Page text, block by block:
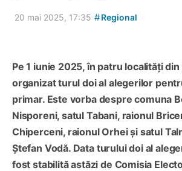
20 mai 2025, 17:35 #Regional
Pe 1 iunie 2025, în patru localități
organizat turul doi al alegerilor
primar. Este vorba despre comuna
Nisporeni, satul Tabani, raionul
Chiperceni, raionul Orhei și satul
Ștefan Vodă. Data turului doi al
fost stabilită astăzi de Comisia